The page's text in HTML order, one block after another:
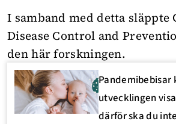
I samband med detta släppte
Disease Control and
den här forskningen.
Pandemibebisar
utvecklingen
därför ska du